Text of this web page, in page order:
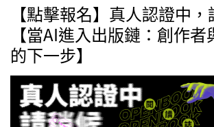
【點擊報名】真人認證中，
【當AI進入出版鏈：創作
的下一步】